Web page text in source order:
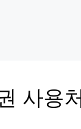
사용